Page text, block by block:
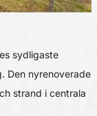
sydligaste
Den nyrenoverade
strand i centrala